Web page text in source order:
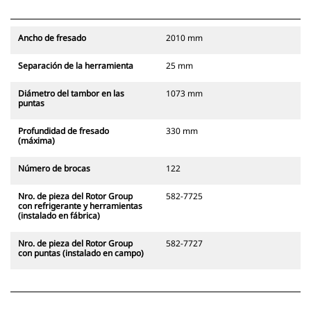
Ancho de fresado 2010 mm
Separación de la herramienta 25 mm
Diámetro del tambor en las
puntas
1073 mm
Profundidad de fresado
(máxima)
330 mm
Número de brocas 122
Nro. de pieza del Rotor Group
con refrigerante y herramientas
(instalado en fábrica)
582-7725
Nro. de pieza del Rotor Group
con puntas (instalado en campo)
582-7727